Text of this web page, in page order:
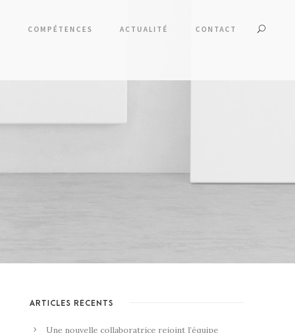
COMPÉTENCES ACTUALITÉ CONTACT
ARTICLES RÉCENTS
Une nouvelle collaboratrice rejoint l’équipe